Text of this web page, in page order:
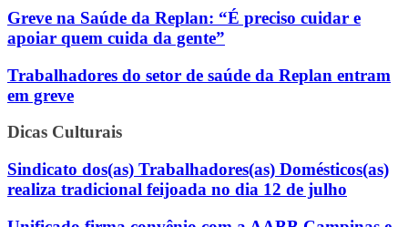
Greve na Saúde da Replan: “É preciso cuidar e
apoiar quem cuida da gente”
Trabalhadores do setor de saúde da Replan entram
em greve
Dicas Culturais
Sindicato dos(as) Trabalhadores(as) Domésticos(as)
realiza tradicional feijoada no dia 12 de julho